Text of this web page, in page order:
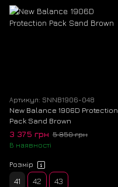
Артикул: SNNB1906-048
New Balance 1906D Protection
Pack Sand Brown
3 375 грн 5 850 грн
В наявності
Розмір
41 42 43